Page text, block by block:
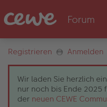
Registrieren Anmelden
Wir laden Sie herzlich
nur noch bis Ende
der neuen CEWE